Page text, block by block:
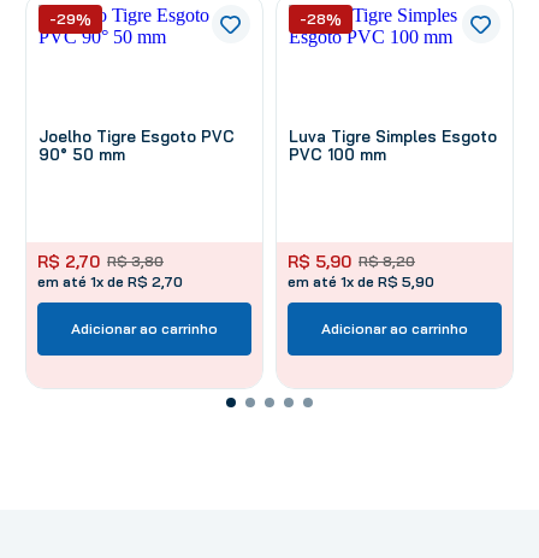
Joelho Tigre Esgoto PVC
90° 50 mm
R$ 3,80
R$ 2,70
em até 1x de R$ 2,70
-29%
Adicionar ao carrinho
Luva Tigre Simples Esgoto
PVC 100 mm
R$ 8,20
R$ 5,90
em até 1x de R$ 5,90
-28%
Adicionar ao carrinho